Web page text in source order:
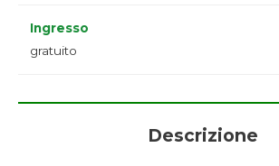
Ingresso
gratuito
Descrizione